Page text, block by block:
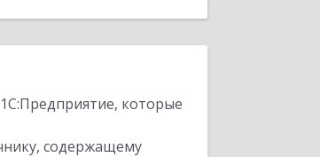
которые
содержащему